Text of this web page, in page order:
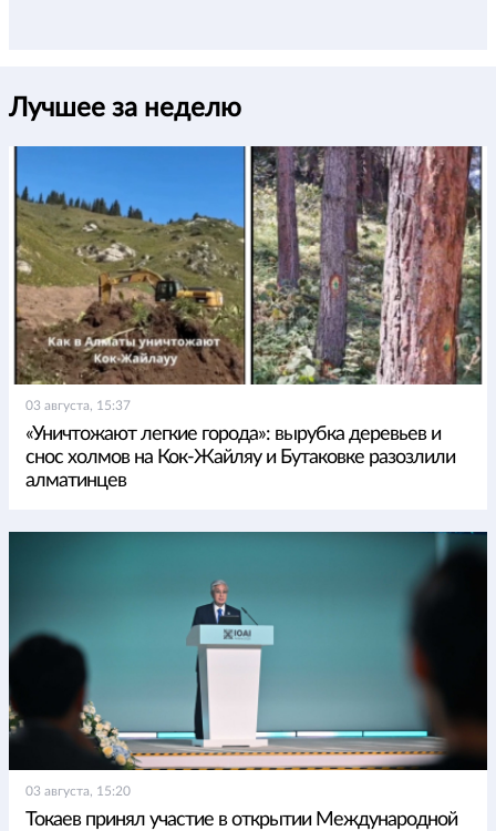
Лучшее за неделю
03 августа, 15:37
«Уничтожают легкие города»: вырубка деревьев и
снос холмов на Кок-Жайляу и Бутаковке разозлили
алматинцев
03 августа, 15:20
Токаев принял участие в открытии Международной